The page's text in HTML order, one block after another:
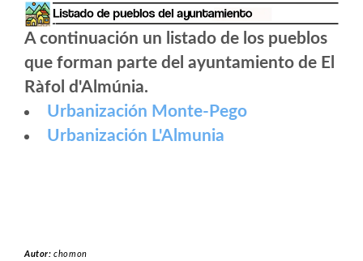
A continuación un listado de los pueblos
que forman parte del ayuntamiento de El
Ràfol d'Almúnia.
Urbanización Monte-Pego
Urbanización L'Almunia
Autor:chomon